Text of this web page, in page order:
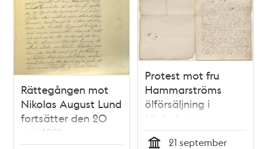
Rättegången mot
Nikolas August Lund
fortsätter den 20
maj 1891
Protest mot fru
Hammarströms
ölförsäljning i
Liljeholmen
21 september